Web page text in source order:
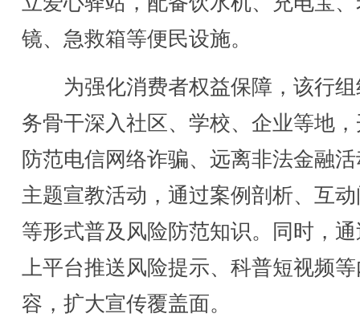
镜、急救箱等便民设施。
为强化消费者权益保障，该行组
务骨干深入社区、学校、企业等地
防范电信网络诈骗、远离非法金融
主题宣教活动，通过案例剖析、互
等形式普及风险防范知识。同时，
上平台推送风险提示、科普短视频
容，扩大宣传覆盖面。